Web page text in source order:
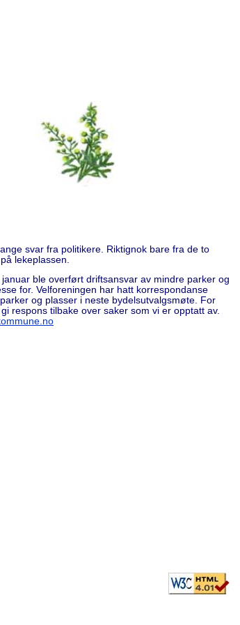
svar fra politikere. Riktignok bare fra de to
lekeplassen.
ble overført driftsansvar av mindre parker og
for. Velforeningen har hatt korrespondanse
og plasser i neste bydelsutvalgsmøte. For
respons tilbake over saker som vi er opptatt av.